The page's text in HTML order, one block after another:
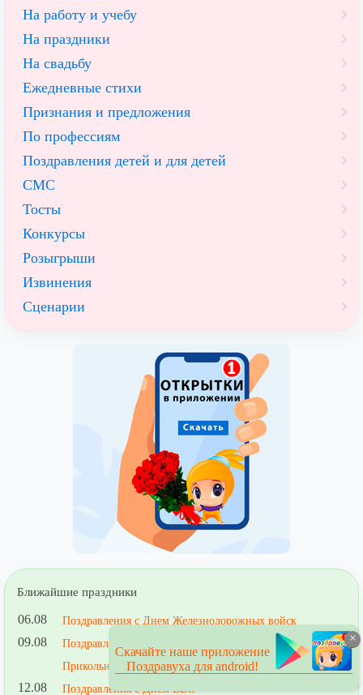
На работу и учебу
На праздники
На свадьбу
Ежедневные стихи
Признания и предложения
По профессиям
Поздравления детей и для детей
СМС
Тосты
Конкурсы
Розыгрыши
Извинения
Сценарии
Ближайшие праздники
06.08 Поздравления с Днем Железнодорожных войск
09.08
Поздравления с Днем строителя
Прикольные поздравления строителю
12.08 Поздравления с Днем ВВС
×
Скачайте наше приложение
Поздравуха для android!